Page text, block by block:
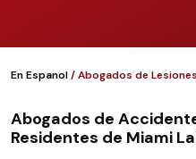
En Espanol/Abogados de
Abogados de
Residentes de Miami